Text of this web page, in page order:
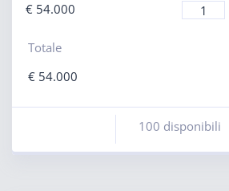
€54.000
Totale
€54.000
100 disponibili